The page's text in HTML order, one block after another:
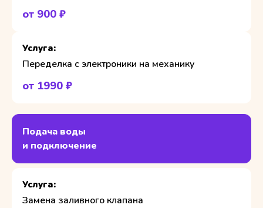
от 900 ₽
Переделка с электроники на механику
от 1990 ₽
Подача воды
и подключение
Замена заливного клапана